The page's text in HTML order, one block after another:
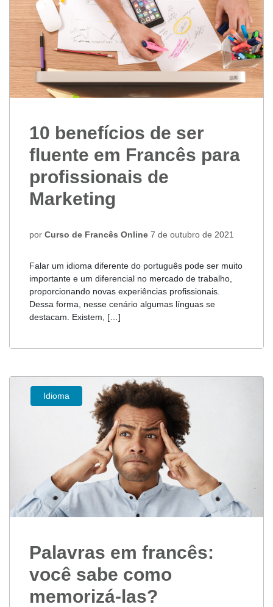
10 benefícios de ser
fluente em Francês para
profissionais de
Marketing
por Curso de Francês Online 7 de outubro de 2021
Falar um idioma diferente do português pode ser muito
importante e um diferencial no mercado de trabalho,
proporcionando novas experiências profissionais.
Dessa forma, nesse cenário algumas línguas se
destacam. Existem, […]
Idioma
Palavras em francês:
você sabe como
memorizá-las?